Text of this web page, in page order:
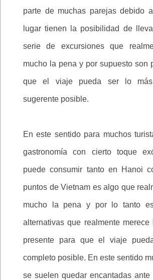
parte de muchas parejas debido
lugar tienen la posibilidad de
serie de excursiones que
mucho la pena y por supuesto son
que el viaje pueda ser lo
sugerente posible.
En este sentido para muchos
gastronomía con cierto toque
puede consumir tanto en Hanoi
puntos de Vietnam es algo que
mucho la pena y por lo tanto
alternativas que realmente
presente para que el viaje
completo posible. En este sentido
se suelen quedar encantadas ante